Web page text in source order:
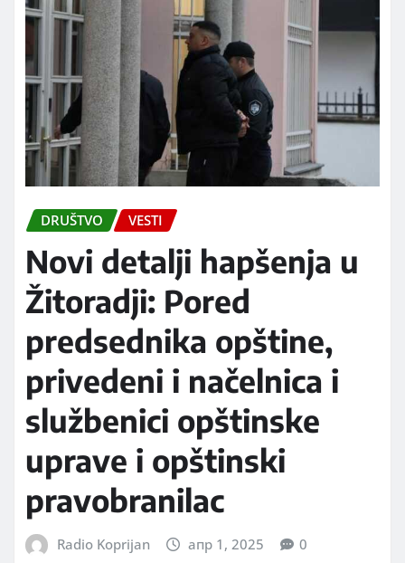
DRUŠTVO VESTI
Novi detalji hapšenja u
Žitoradji: Pored
predsednika opštine,
privedeni i načelnica i
službenici opštinske
uprave i opštinski
pravobranilac
Radio Koprijan апр 1, 2025 0